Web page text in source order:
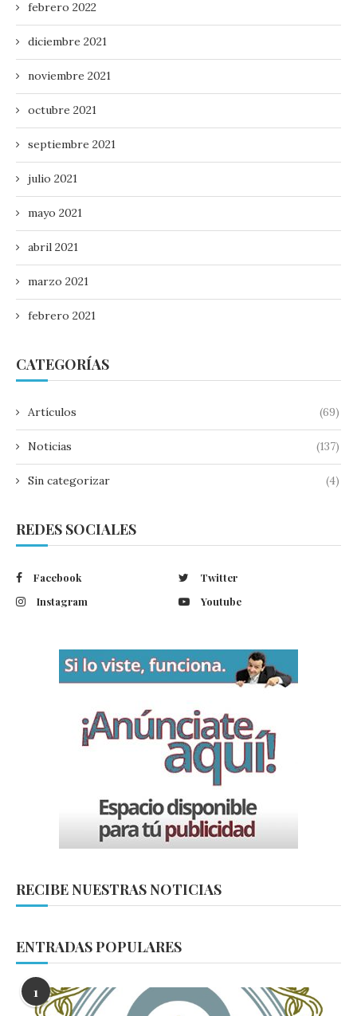
febrero 2022
diciembre 2021
noviembre 2021
octubre 2021
septiembre 2021
julio 2021
mayo 2021
abril 2021
marzo 2021
febrero 2021
CATEGORÍAS
Artículos (69)
Noticias (137)
Sin categorizar (4)
REDES SOCIALES
Facebook
Twitter
Instagram
Youtube
RECIBE NUESTRAS NOTICIAS
ENTRADAS POPULARES
1